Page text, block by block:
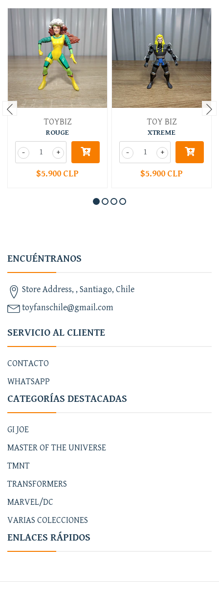
TOYBIZ
ROUGE
+
-
$5.900 CLP
TOY BIZ
XTREME
+
-
$5.900 CLP
ENCUÉNTRANOS
Store Address, , Santiago, Chile
toyfanschile@gmail.com
SERVICIO AL CLIENTE
CONTACTO
WHATSAPP
CATEGORÍAS DESTACADAS
GI JOE
MASTER OF THE UNIVERSE
TMNT
TRANSFORMERS
MARVEL/DC
VARIAS COLECCIONES
ENLACES RÁPIDOS